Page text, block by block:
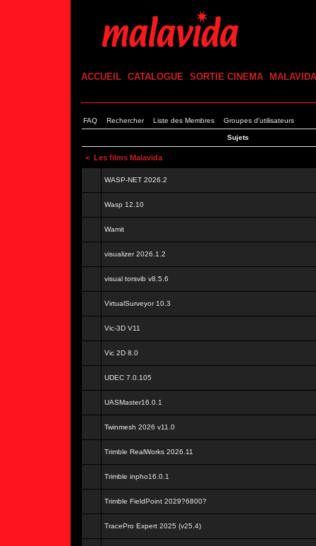
ACCUEIL CATALOGUE SORTIE CINEMA MALAVIDA
FAQ Rechercher Liste des Membres Groupes d'utilisateurs
Sujets
< Les films Malavida
WASP-NET 2026.2
Wasp 12.10
Wamit
visualizer 2026.1.2
visual torsvib v8.5.6
VirtualSurveyor 10.3
Vic-3D V11
Vic 2D 8.0
UDEC 7.0.105
UASMaster16.0.1
Twinmesh 2026 v11.0
Trimble RealWorks 2026.11
Trimble inpho16.0.1
Trimble FieldPoint 2029?6800?
TracePro Expert 2025 (v25.4)